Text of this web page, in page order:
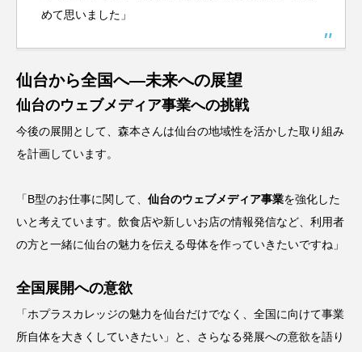
めて思いました」
仙台から全国へ—未来への展望
仙台のウェブメディア事業への挑戦
今後の展開として、森本さんは仙台の地域性を活かした取り組み
を計画しています。
「B型のお仕事に関して、 仙台のウェブメディア事業を強化した
いと考えています。飲食店や新しいお店の情報発信など、利用者
の方と一緒に仙台の魅力を伝える母体を作っていきたいですね」
全国展開への意欲
「ホプラスカレッジの魅力を仙台だけでなく、全国に向けて事業
所自体を大きくしていきたい」と、さらなる発展への意欲を語り